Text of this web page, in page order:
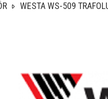
WESTA WS-509